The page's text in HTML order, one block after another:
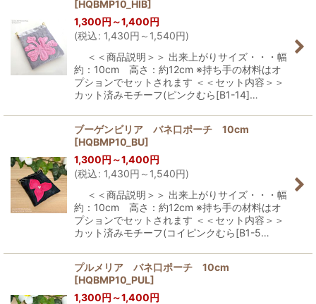
[HQBMP10_HIB]
1,300円 ～1,400円
(税込: 1,430円 ～1,540円)
＜＜商品説明＞＞ 出来上がりサイズ・・・幅
約：10cm 高さ：約12cm ※持ち手の材料はオ
プションでセットされます ＜＜セット内容＞＞
カット済みモチーフ(ピンクむら[B1-14]…
ブーゲンビリア バネ口ポーチ 10cm
[HQBMP10_BU]
1,300円 ～1,400円
(税込: 1,430円 ～1,540円)
＜＜商品説明＞＞ 出来上がりサイズ・・・幅
約：10cm 高さ：約12cm ※持ち手の材料はオ
プションでセットされます ＜＜セット内容＞＞
カット済みモチーフ(コイピンクむら[B1-5…
プルメリア バネ口ポーチ 10cm
[HQBMP10_PUL]
1,300円 ～1,400円